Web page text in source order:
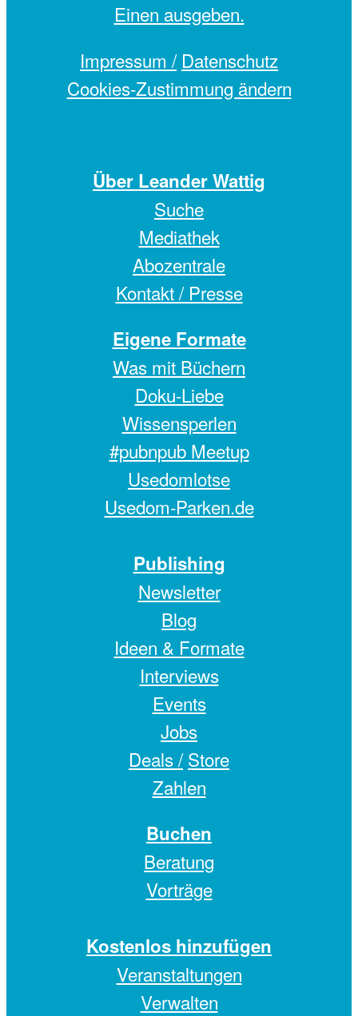
Einen ausgeben.
Impressum / Datenschutz
Cookies-Zustimmung ändern
Über Leander Wattig
Suche
Mediathek
Abozentrale
Kontakt / Presse
Eigene Formate
Was mit Büchern
Doku-Liebe
Wissensperlen
#pubnpub Meetup
Usedomlotse
Usedom-Parken.de
Publishing
Newsletter
Blog
Ideen & Formate
Interviews
Events
Jobs
Deals / Store
Zahlen
Buchen
Beratung
Vorträge
Kostenlos hinzufügen
Veranstaltungen
Verwalten